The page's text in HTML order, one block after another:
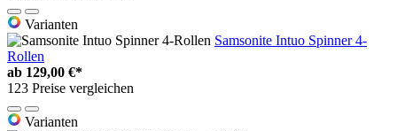
Varianten
Samsonite Intuo Spinner 4-
Rollen
ab 129,00 €*
123 Preise vergleichen
Varianten